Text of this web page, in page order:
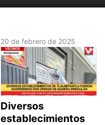
20 de febrero de 2025
Diversos
establecimientos